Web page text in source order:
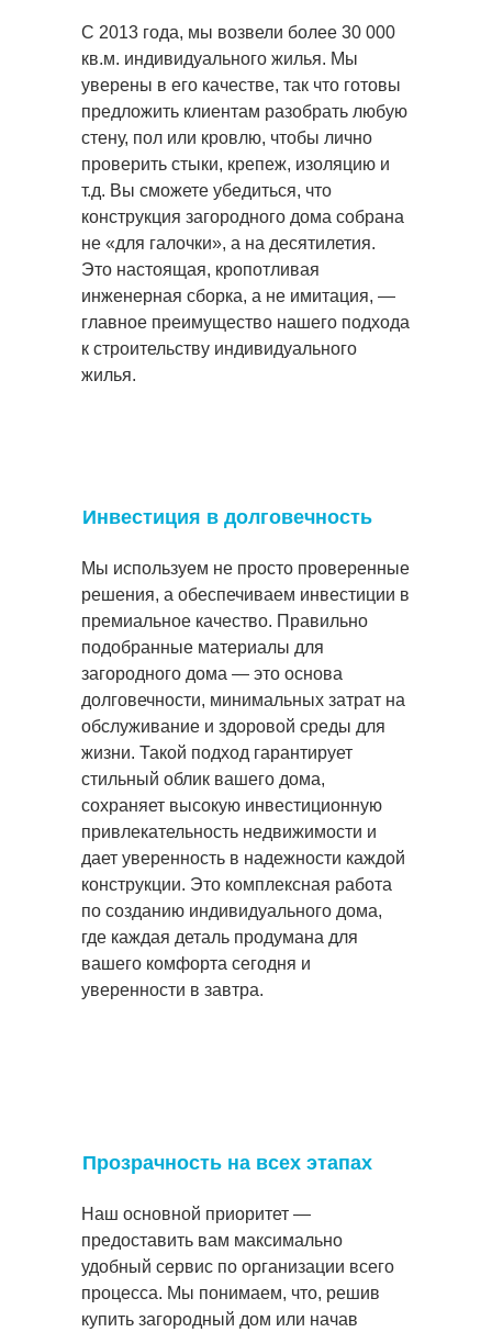
Наш основной приоритет —
предоставить вам максимально
удобный сервис по организации всего
процесса. Мы понимаем, что, решив
купить загородный дом или начав
Прозрачность на всех этапах
Мы используем не просто проверенные
решения, а обеспечиваем инвестиции в
премиальное качество. Правильно
подобранные материалы для
загородного дома — это основа
долговечности, минимальных затрат на
обслуживание и здоровой среды для
жизни. Такой подход гарантирует
стильный облик вашего дома,
сохраняет высокую инвестиционную
привлекательность недвижимости и
дает уверенность в надежности каждой
конструкции. Это комплексная работа
по созданию индивидуального дома,
где каждая деталь продумана для
вашего комфорта сегодня и
уверенности в завтра.
Инвестиция в долговечность
С 2013 года, мы возвели более 30 000
кв.м. индивидуального жилья. Мы
уверены в его качестве, так что готовы
предложить клиентам разобрать любую
стену, пол или кровлю, чтобы лично
проверить стыки, крепеж, изоляцию и
т.д. Вы сможете убедиться, что
конструкция загородного дома собрана
не «для галочки», а на десятилетия.
Это настоящая, кропотливая
инженерная сборка, а не имитация, —
главное преимущество нашего подхода
к строительству индивидуального
жилья.